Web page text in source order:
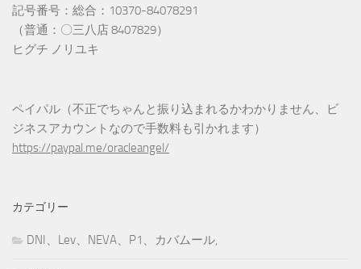
記号番号：総合：10370-84078291
（普通：〇三八店 8407829）
ヒグチ ノリユキ
ペイパル（不正でちゃんと振り込まれるかわかりません、ビ
ジネスアカウントなので手数料も引かれます）
https://paypal.me/oracleangel/
カテゴリー
DNI、Lev、NEVA、P1、カバムール,